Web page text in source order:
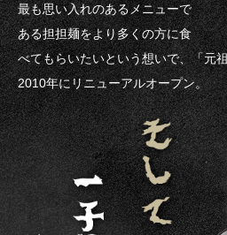
最も思い入れのあるメニューで
ある担担麺をより多くの方に食
べてもらいたいという想いで、「元
2010年にリニューアルオープン。